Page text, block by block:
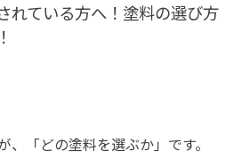
れている方へ！塗料の選び方
、「どの塗料を選ぶか」です。